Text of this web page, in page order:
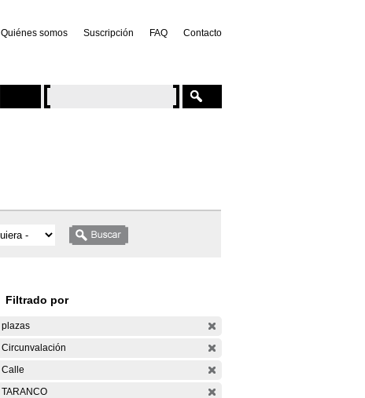
Quiénes somos Suscripción FAQ Contacto
Filtrado por
plazas
Circunvalación
Calle
TARANCO